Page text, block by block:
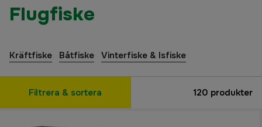
Flugfiske
Kräftfiske Båtfiske Vinterfiske & Isfiske
Filtrera & sortera 120 produkter